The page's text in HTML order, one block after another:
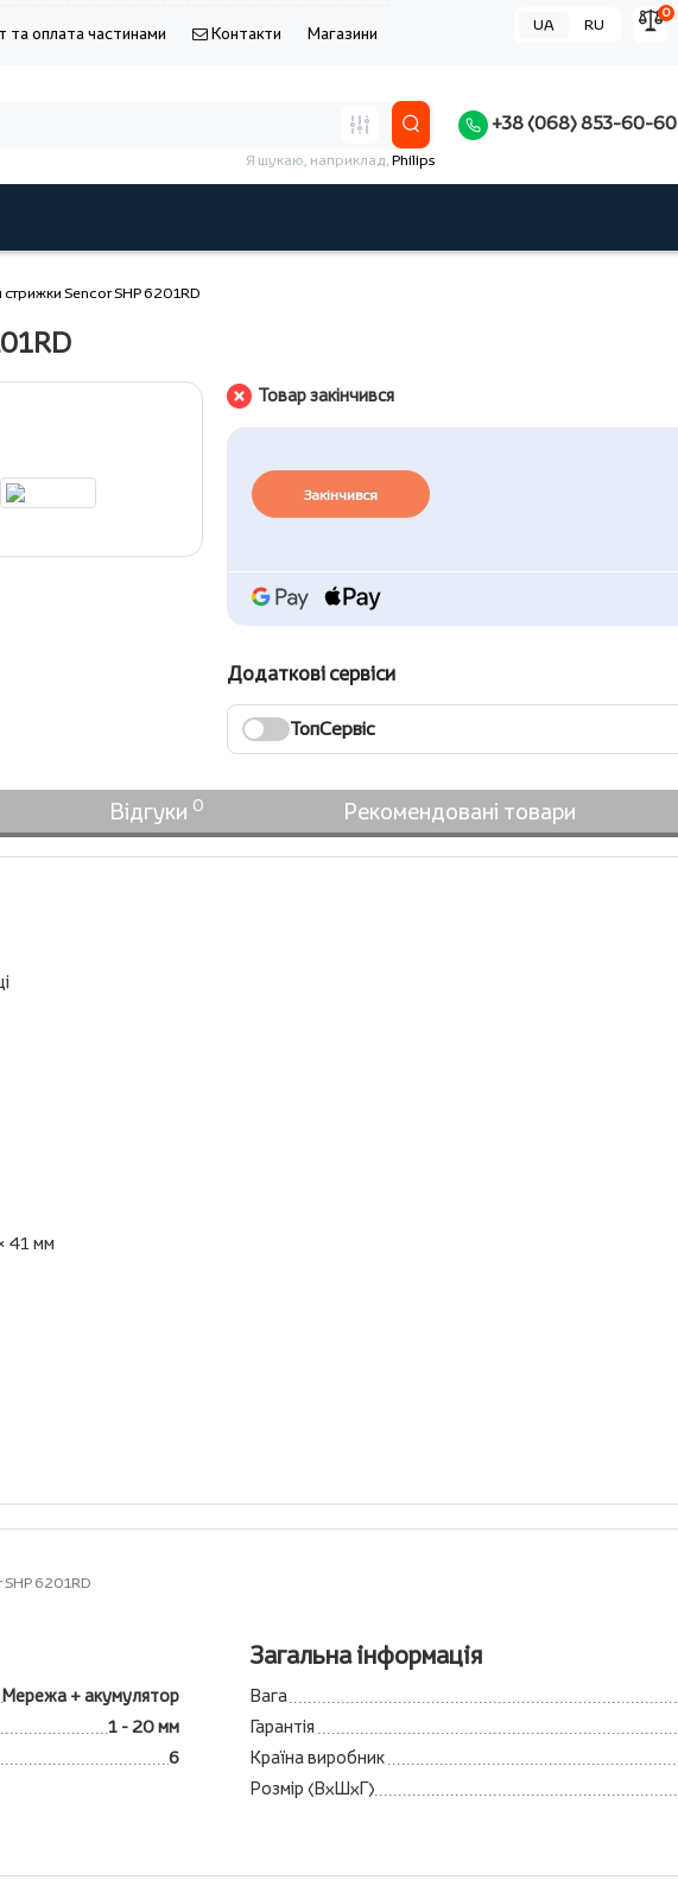
та оплата частинами Контакти Магазини
0
UA RU
+38 (068) 853-60-60
Я шукаю, наприклад,Philips
Sencor SHP 6201RD
Товар закінчився
Закінчився
Додаткові сервіси
ТопСервіс
Відгуки 0 Рекомендовані товари
41 мм
6201RD
Мережа + акумулятор
1 - 20 мм
6
Загальна інформація
Вага
Гарантія
Країна виробник
Розмір (ВхШхГ)